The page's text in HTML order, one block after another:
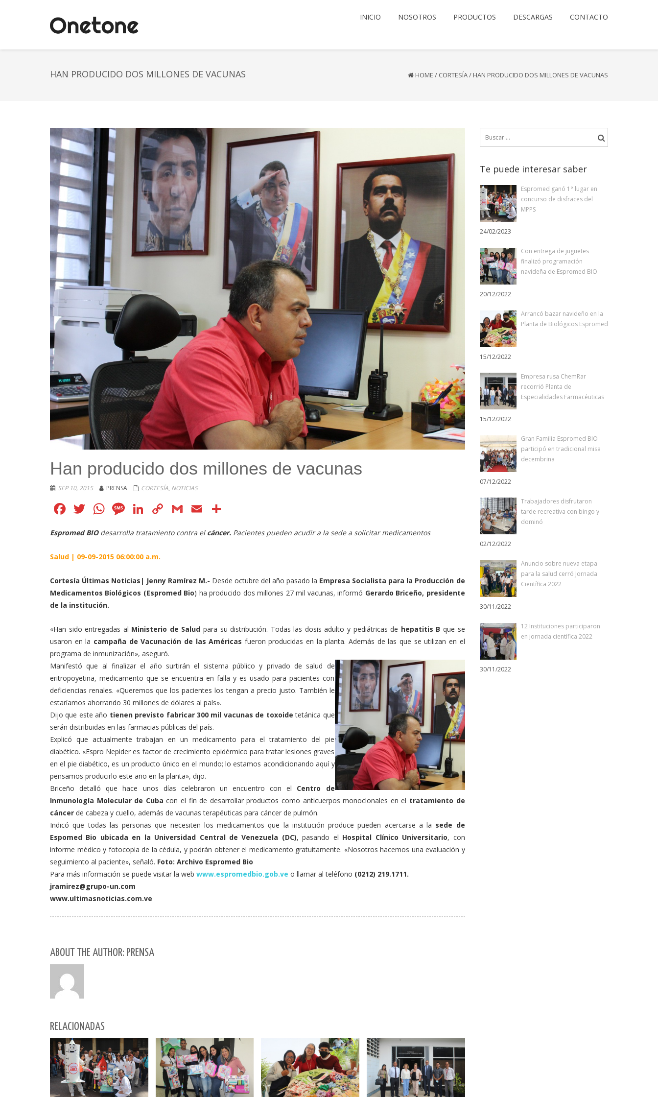
INICIO NOSOTROS PRODUCTOS DESCARGAS CONTACTO
HAN PRODUCIDO DOS MILLONES DE VACUNAS HOME / CORTESÍA/ HAN PRODUCIDO DOS MILLONES DE VACUNAS
Han producido dos millones de vacunas
SEP 10, 2015 PRENSA CORTESÍA, NOTICIAS
Facebook
Twitter
WhatsApp
Message
LinkedIn
CopyGmailEmail
Espromed BIOdesarrolla tratamiento contra elcáncer. Pacientes pueden acudir a la sede a solicitar medicamentos
Salud | 09-09-2015 06:00:00 a.m.
Cortesía Últimas Noticias| Jenny Ramírez M.- Desde octubre del año pasado la Empresa Socialista para la Producción de
Medicamentos Biológicos (Espromed Bio) ha producido dos millones 27 mil vacunas, informó Gerardo Briceño, presidente
de la institución.
«Han sido entregadas al Ministerio de Saludpara su distribución. Todas las dosis adulto y pediátricas de hepatitis B que se
usaron en la campaña de Vacunación de las Américas fueron producidas en la planta. Además de las que se utilizan en el
programa de inmunización», aseguró.
Manifestó que al finalizar el año surtirán el sistema público y privado de salud de
eritropoyetina, medicamento que se encuentra en falla y es usado para pacientes con
deficiencias renales. «Queremos que los pacientes los tengan a precio justo. También le
estaríamos ahorrando 30 millones de dólares al país».
Dijo que este año tienen previsto fabricar 300 mil vacunas de toxoide tetánica que
serán distribuidas en las farmacias públicas del país.
Explicó que actualmente trabajan en un medicamento para el tratamiento del pie
diabético. «Espro Nepider es factor de crecimiento epidérmico para tratar lesiones graves
en el pie diabético, es un producto único en el mundo; lo estamos acondicionando aquí y
pensamos producirlo este año en la planta», dijo.
Briceño detalló que hace unos días celebraron un encuentro con el Centro de
Inmunología Molecular de Cubacon el fin de desarrollar productos como anticuerpos monoclonales en el tratamiento de
cáncer de cabeza y cuello, además de vacunas terapéuticas para cáncer de pulmón.
Indicó que todas las personas que necesiten los medicamentos que la institución produce pueden acercarse a la sede de
Espomed Bio ubicada en la Universidad Central de Venezuela (DC), pasando el Hospital Clínico Universitario, con
informe médico y fotocopia de la cédula, y podrán obtener el medicamento gratuitamente. «Nosotros hacemos una evaluación y
seguimiento al paciente», señaló. Foto: Archivo Espromed Bio
Para más información se puede visitar la web www.espromedbio.gob.ve o llamar al teléfono (0212) 219.1711.
jramirez@grupo-un.com
www.ultimasnoticias.com.ve
ABOUT THE AUTHOR: PRENSA
RELACIONADAS
Te puede interesar saber
Espromed ganó 1° lugar en
concurso de disfraces del
MPPS
24/02/2023
Con entrega de juguetes
finalizó programación
navideña de Espromed BIO
20/12/2022
Arrancó bazar navideño en la
Planta de Biológicos Espromed
15/12/2022
Empresa rusa ChemRar
recorrió Planta de
Especialidades Farmacéuticas
15/12/2022
Gran Familia Espromed BIO
participó en tradicional misa
decembrina
07/12/2022
Trabajadores disfrutaron
tarde recreativa con bingo y
dominó
02/12/2022
Anuncio sobre nueva etapa
para la salud cerró Jornada
Científica 2022
30/11/2022
12 Instituciones participaron
en jornada científica 2022
30/11/2022